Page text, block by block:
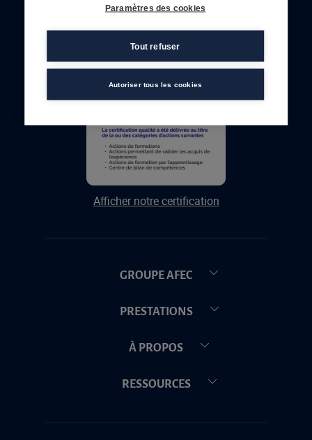
Afficher notre certification
GROUPE AFEC
PRESTATIONS
À PROPOS
RESSOURCES
Paramètres des cookies
Tout refuser
Autoriser tous les cookies